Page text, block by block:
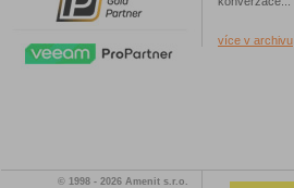
více v archivu
© 1998 - 2026 Amenit s.r.o.